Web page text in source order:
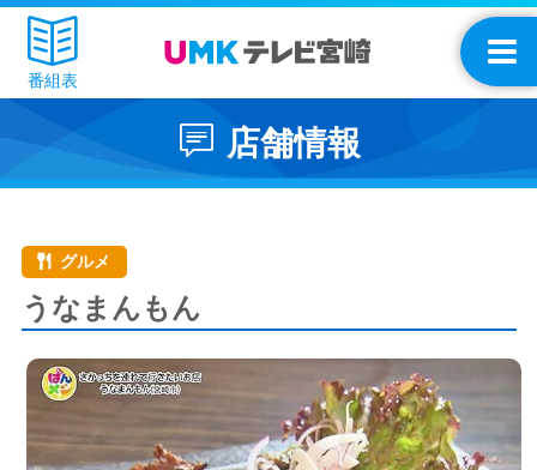
番組表
店舗情報
グルメ
うなまんもん